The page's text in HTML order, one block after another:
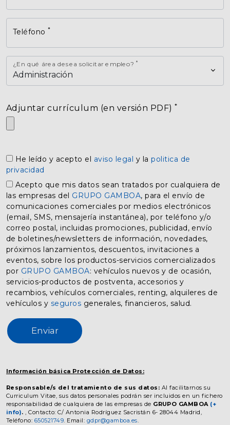
Teléfono*
¿En qué área desea solicitar empleo? *
Adjuntar currículum (en versión PDF)*
He leído y acepto el aviso legal y lapolitica de
privacidad
Acepto que mis datos sean tratados por cualquiera de
las empresas del GRUPO GAMBOA, para el envío de
comunicaciones comerciales por medios electrónicos
(email, SMS, mensajería instantánea), por teléfono y/o
correo postal, incluidas promociones, publicidad, envío
de boletines/newsletters de información, novedades,
próximos lanzamientos, descuentos, invitaciones a
eventos, sobre los productos-servicios comercializados
por GRUPO GAMBOA: vehículos nuevos y de ocasión,
servicios-productos de postventa, accesorios y
recambios, vehículos comerciales, renting, alquileres de
vehículos y seguros generales, financieros, salud.
Enviar
Información básica Protección de Datos:
Responsable/s del tratamiento de sus datos: Al facilitarnos su
Curriculum Vitae, sus datos personales podrán ser incluidos en un fichero
responsabilidad de cualquiera de las empresas de GRUPO GAMBOA (+
info)., Contacto: C/ Antonia Rodríguez Sacristán 6- 28044 Madrid,
Teléfono: 650521749. Email: gdpr@gamboa.es.